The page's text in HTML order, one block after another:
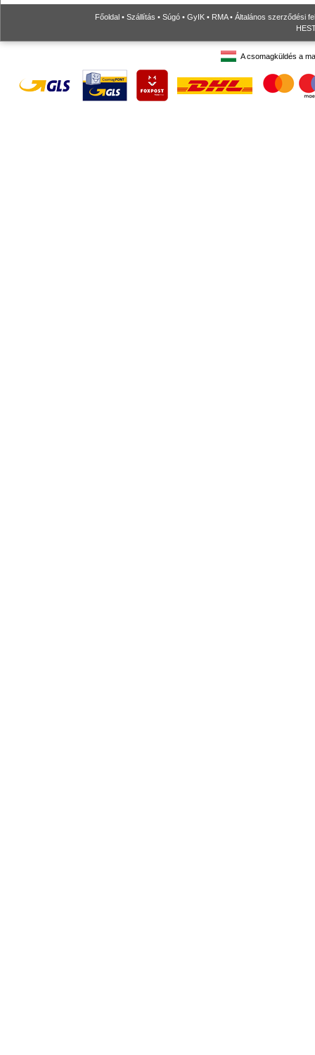
Főoldal • Szállítás • Súgó • GyIK • RMA• Általános szerződési
A csomagküldés a